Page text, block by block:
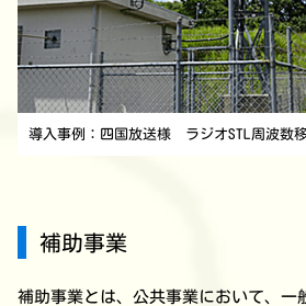
導入事例：四国放送様 ラジオSTL周波数
補助事業
補助事業とは、公共事業において、一